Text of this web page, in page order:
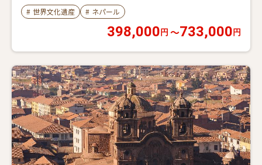
# 世界文化遺産 # ネパール
398,000 円 〜733,000 円